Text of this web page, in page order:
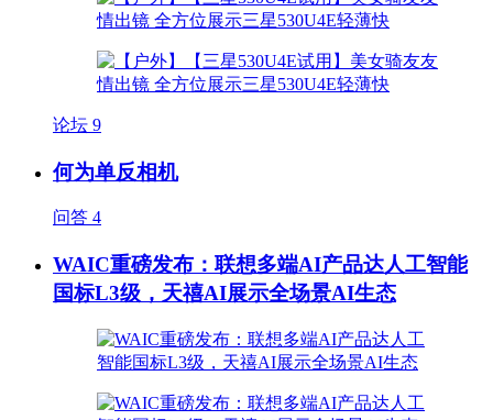
论坛 9
何为单反相机
问答 4
WAIC重磅发布：联想多端AI产品达人工智能
国标L3级，天禧AI展示全场景AI生态